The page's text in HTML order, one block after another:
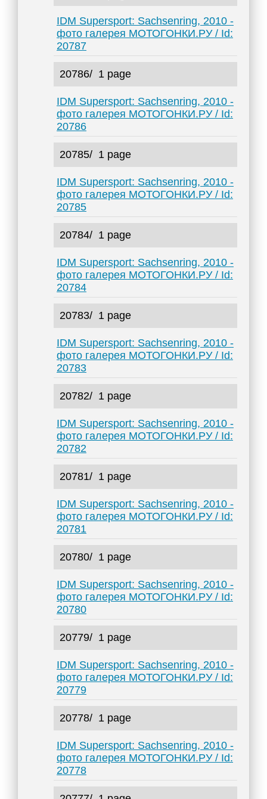
IDM Supersport: Sachsenring, 2010 -
фото галерея МОТОГОНКИ.РУ / Id:
20787
20786/ 1 page
IDM Supersport: Sachsenring, 2010 -
фото галерея МОТОГОНКИ.РУ / Id:
20786
20785/ 1 page
IDM Supersport: Sachsenring, 2010 -
фото галерея МОТОГОНКИ.РУ / Id:
20785
20784/ 1 page
IDM Supersport: Sachsenring, 2010 -
фото галерея МОТОГОНКИ.РУ / Id:
20784
20783/ 1 page
IDM Supersport: Sachsenring, 2010 -
фото галерея МОТОГОНКИ.РУ / Id:
20783
20782/ 1 page
IDM Supersport: Sachsenring, 2010 -
фото галерея МОТОГОНКИ.РУ / Id:
20782
20781/ 1 page
IDM Supersport: Sachsenring, 2010 -
фото галерея МОТОГОНКИ.РУ / Id:
20781
20780/ 1 page
IDM Supersport: Sachsenring, 2010 -
фото галерея МОТОГОНКИ.РУ / Id:
20780
20779/ 1 page
IDM Supersport: Sachsenring, 2010 -
фото галерея МОТОГОНКИ.РУ / Id:
20779
20778/ 1 page
IDM Supersport: Sachsenring, 2010 -
фото галерея МОТОГОНКИ.РУ / Id:
20778